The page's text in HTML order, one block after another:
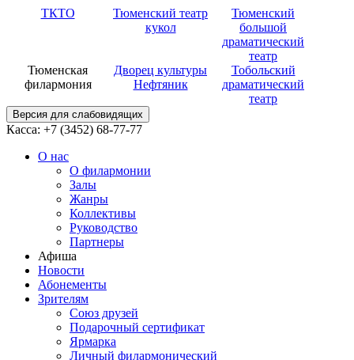
ТКТО
Тюменский театр
кукол
Тюменский
большой
драматический
театр
Тюменская
филармония
Дворец культуры
Нефтяник
Тобольский
драматический
театр
Версия для слабовидящих
Касса: +7 (3452) 68-77-77
О нас
О филармонии
Залы
Жанры
Коллективы
Руководство
Партнеры
Афиша
Новости
Абонементы
Зрителям
Союз друзей
Подарочный сертификат
Ярмарка
Личный филармонический